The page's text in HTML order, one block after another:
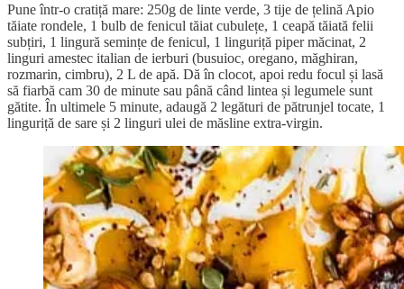
Pune într-o cratiță mare: 250g de linte verde, 3 tije de țelină Apio
tăiate rondele, 1 bulb de fenicul tăiat cubulețe, 1 ceapă tăiată felii
subțiri, 1 lingură semințe de fenicul, 1 linguriță piper măcinat, 2
linguri amestec italian de ierburi (busuioc, oregano, măghiran,
rozmarin, cimbru), 2 L de apă. Dă în clocot, apoi redu focul și lasă
să fiarbă cam 30 de minute sau până când lintea și legumele sunt
gătite. În ultimele 5 minute, adaugă 2 legături de pătrunjel tocate, 1
linguriță de sare și 2 linguri ulei de măsline extra-virgin.